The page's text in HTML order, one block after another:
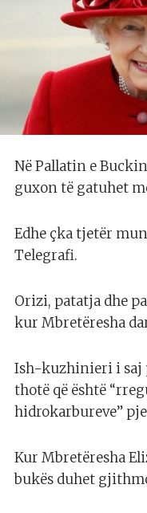
Në Pallatin e
guxon të gatuhet
Edhe çka tjetër
Telegrafi.
Orizi, patatja dhe
kur Mbretëresha
Ish-kuzhinieri i saj
thotë që është
hidrokarbureve”
Kur Mbretëresha
bukës duhet